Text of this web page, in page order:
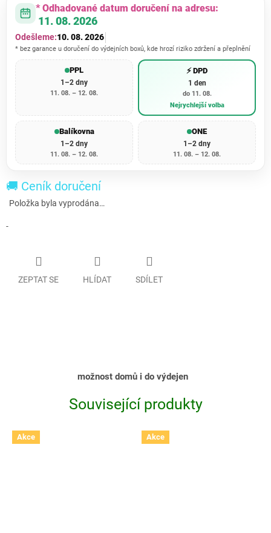
* Odhadované datum doručení na adresu:
11. 08. 2026
Odešleme:10. 08. 2026
* bez garance u doručení do výdejních boxů, kde hrozí riziko zdržení a přeplnění
PPL
1–2 dny
11. 08. – 12. 08.
⚡ DPD
1 den
do 11. 08.
Nejrychlejší volba
Balíkovna
1–2 dny
11. 08. – 12. 08.
ONE
1–2 dny
11. 08. – 12. 08.
🚚 Ceník doručení
Položka byla vyprodána…
-
ZEPTAT SE HLÍDAT SDÍLET
možnost domů i do výdejen
Související produkty
Akce Akce